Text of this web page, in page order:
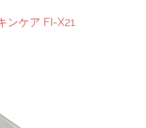
ンケア FI-X21